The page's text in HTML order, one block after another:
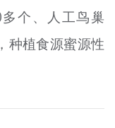
个、人工鸟巢
种植食源蜜源性